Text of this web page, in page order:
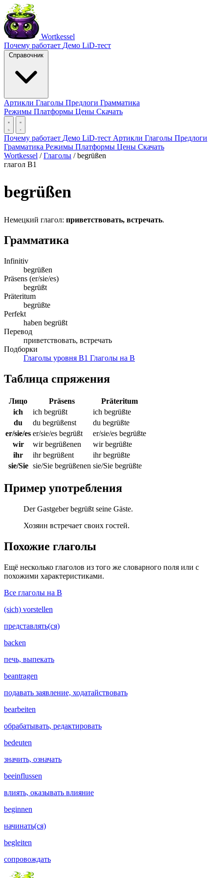
Wortkessel
Почему работает Демо LiD-тест
Справочник
Артикли Глаголы Предлоги Грамматика
Режимы Платформы Цены Скачать
Почему работает Демо LiD-тест Артикли Глаголы Предлоги
Грамматика Режимы Платформы Цены Скачать
Wortkessel / Глаголы / begrüßen
глагол B1
begrüßen
Немецкий глагол: приветствовать, встречать.
Грамматика
Infinitiv
begrüßen
Präsens (er/sie/es)
begrüßt
Präteritum
begrüßte
Perfekt
haben begrüßt
Перевод
приветствовать, встречать
Подборки
Глаголы уровня B1 Глаголы на B
Таблица спряжения
Лицо Präsens
Präteritum
ich
ich begrüßt
ich begrüßte
du
du begrüßenst
du begrüßte
er/sie/es er/sie/es begrüßt
er/sie/es begrüßte
wir
wir begrüßenen
wir begrüßte
ihr
ihr begrüßent
ihr begrüßte
sie/Sie sie/Sie begrüßenen sie/Sie begrüßte
Пример употребления
Der Gastgeber begrüßt seine Gäste.
Хозяин встречает своих гостей.
Похожие глаголы
Ещё несколько глаголов из того же словарного поля или с
похожими характеристиками.
Все глаголы на B
(sich) vorstellen
представлять(ся)
backen
печь, выпекать
beantragen
подавать заявление, ходатайствовать
bearbeiten
обрабатывать, редактировать
bedeuten
значить, означать
beeinflussen
влиять, оказывать влияние
beginnen
начинать(ся)
begleiten
сопровождать